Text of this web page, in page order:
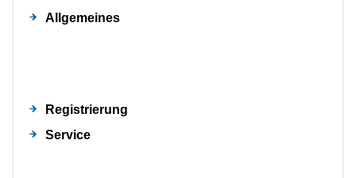
Allgemeines
Registrierung
Service